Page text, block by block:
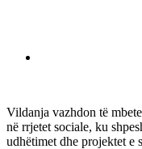
Vildanja vazhdon të
në rrjetet sociale, ku
udhëtimet dhe projektet e